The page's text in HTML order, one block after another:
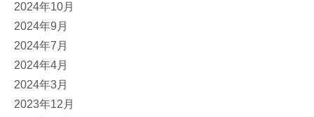
2024年10月
2024年9月
2024年7月
2024年4月
2024年3月
2023年12月